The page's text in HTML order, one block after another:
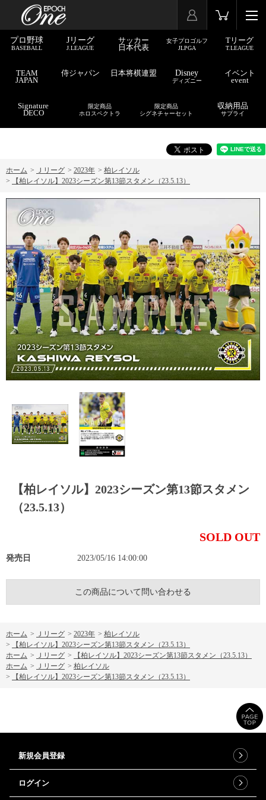
プロ野球
BASEBALL
Jリーグ
J.LEAGUE
サッカー
日本代表
女子プロゴルフ
JLPGA
Tリーグ
T.LEAGUE
TEAM
JAPAN
侍ジャパン 日本将棋連盟 Disney
ディズニー
イベント
event
Signature
DECO
限定商品
ホロスペクトラ
限定商品
シグネチャーセット
収納用品
サプライ
ホーム > Ｊリーグ > 2023年 > 柏レイソル
>
【柏レイソル】2023シーズン第13節スタメン（23.5.13）
【柏レイソル】2023シーズン第13節スタメン
（23.5.13）
SOLD OUT
発売日 2023/05/16 14:00:00
この商品について問い合わせる
ホーム > Ｊリーグ > 2023年 > 柏レイソル
>
【柏レイソル】2023シーズン第13節スタメン（23.5.13）
ホーム > Ｊリーグ >
【柏レイソル】2023シーズン第13節スタメン（23.5.13）
ホーム > Ｊリーグ > 柏レイソル
>
【柏レイソル】2023シーズン第13節スタメン（23.5.13）
新規会員登録
ログイン